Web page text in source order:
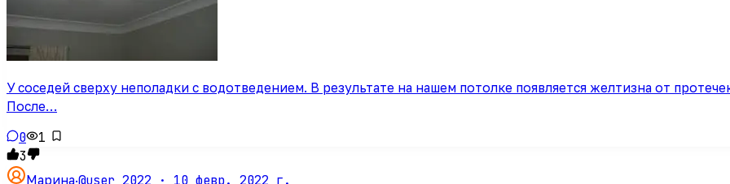
У соседей сверху неполадки с водотведением. В результате на нашем потолке появляется желтизна от
После…
0
1
3
Марина·@user_2022 · 10 февр. 2022 г.